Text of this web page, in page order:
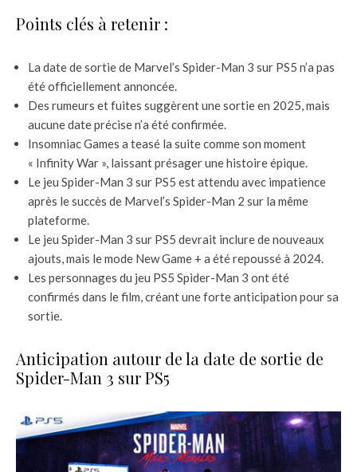
Points clés à retenir :
La date de sortie de Marvel’s Spider-Man 3 sur PS5 n’a pas
été officiellement annoncée.
Des rumeurs et fuites suggèrent une sortie en 2025, mais
aucune date précise n’a été confirmée.
Insomniac Games a teasé la suite comme son moment
« Infinity War », laissant présager une histoire épique.
Le jeu Spider-Man 3 sur PS5 est attendu avec impatience
après le succès de Marvel’s Spider-Man 2 sur la même
plateforme.
Le jeu Spider-Man 3 sur PS5 devrait inclure de nouveaux
ajouts, mais le mode New Game + a été repoussé à 2024.
Les personnages du jeu PS5 Spider-Man 3 ont été
confirmés dans le film, créant une forte anticipation pour sa
sortie.
Anticipation autour de la date de sortie de
Spider-Man 3 sur PS5